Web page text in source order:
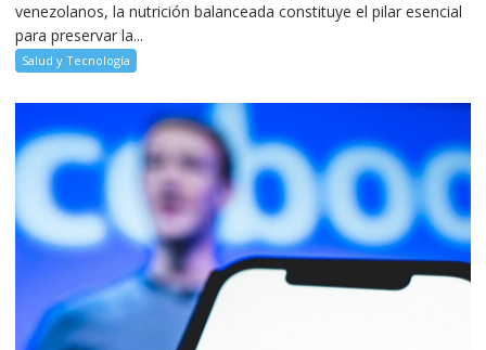
venezolanos, la nutrición balanceada constituye el pilar esencial
para preservar la...
Salud y Tecnología